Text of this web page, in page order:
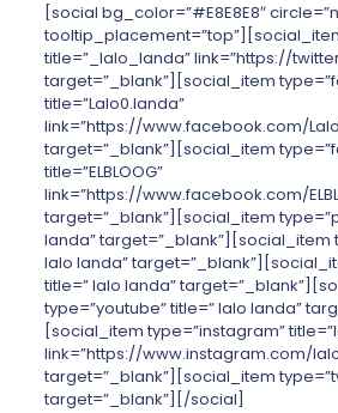
[social bg_color=”#E8E8E8″
title=”_lalo_landa” link=”https://
target=”_blank”][social_item
title=”Lalo0.landa”
link=”https://www.facebook.com/
target=”_blank”][social_item
title=”ELBLOOG”
link=”https://www.facebook.com/
target=”_blank”][social_item
landa” target=”_blank”][social_item
lalo landa”
title=” lalo landa”
type=”youtube” title=” lalo landa”
[social_item type=”instagram”
link=”https://www.instagram.com/
target=”_blank”][social_item
target=”_blank”][/social]